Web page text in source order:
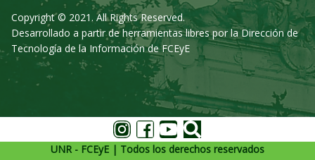
Copyright © 2021. All Rights Reserved.
Desarrollado a partir de herramientas libres por la Dirección de
Tecnología de la Información de FCEyE
UNR - FCEyE | Todos los derechos reservados